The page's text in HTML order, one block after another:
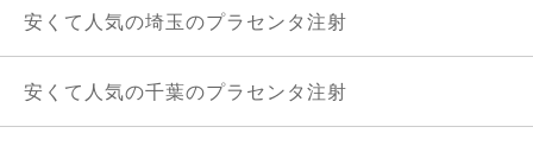
安くて人気の埼玉のプラセンタ注射
安くて人気の千葉のプラセンタ注射